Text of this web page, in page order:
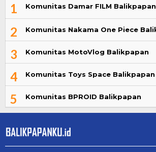
1 Komunitas Damar FILM Balikpapan
2 Komunitas Nakama One Piece
3 Komunitas MotoVlog Balikpapan
4 Komunitas Toys Space Balikpapan
5 Komunitas BPROID Balikpapan